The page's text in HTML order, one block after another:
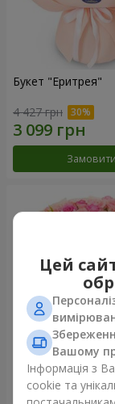
Букет "Еритрея"
4 427 грн
Замовити
Букет "Рожева
4 284 грн
Цей
Вашому
Інформація з
cookie та